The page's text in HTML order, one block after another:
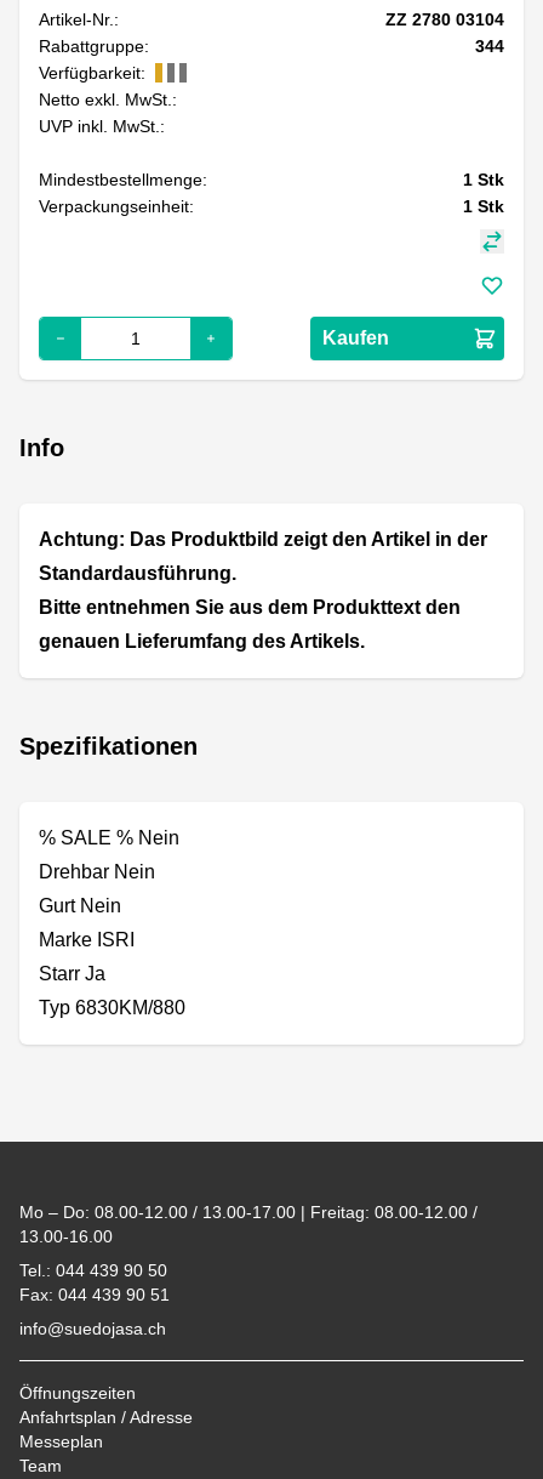
Artikel-Nr.:
ZZ 2780 03104
Rabattgruppe:
344
Verfügbarkeit:
Netto exkl. MwSt.:
UVP inkl. MwSt.:
Mindestbestellmenge: 1 Stk
Verpackungseinheit:
1 Stk
Kaufen
Info
Achtung: Das Produktbild zeigt den Artikel in der
Standardausführung.
Bitte entnehmen Sie aus dem Produkttext den
genauen Lieferumfang des Artikels.
Spezifikationen
% SALE % Nein
Drehbar Nein
Gurt Nein
Marke ISRI
Starr Ja
Typ 6830KM/880
Mo – Do: 08.00-12.00 / 13.00-17.00 | Freitag: 08.00-12.00 /
13.00-16.00
Tel.: 044 439 90 50
Fax: 044 439 90 51
info@suedojasa.ch
Öffnungszeiten
Anfahrtsplan / Adresse
Messeplan
Team